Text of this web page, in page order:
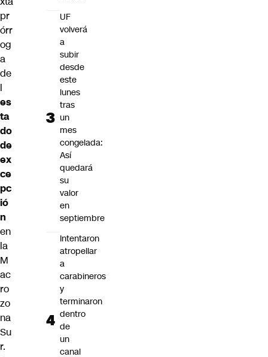
pr
órr
og
a
de
l
es
ta
do
de
ex
ce
pc
ió
n
en
la
M
ac
ro
zo
na
Su
r.
UF
volverá
a
subir
desde
este
lunes
tras
un
mes
congelada:
Así
quedará
su
valor
en
septiembre
Intentaron
atropellar
a
carabineros
y
terminaron
dentro
de
un
canal